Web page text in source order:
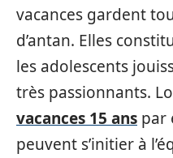
vacances gardent
d’antan. Elles
les adolescents
très passionnants.
vacances 15 ans par
peuvent s’initier à